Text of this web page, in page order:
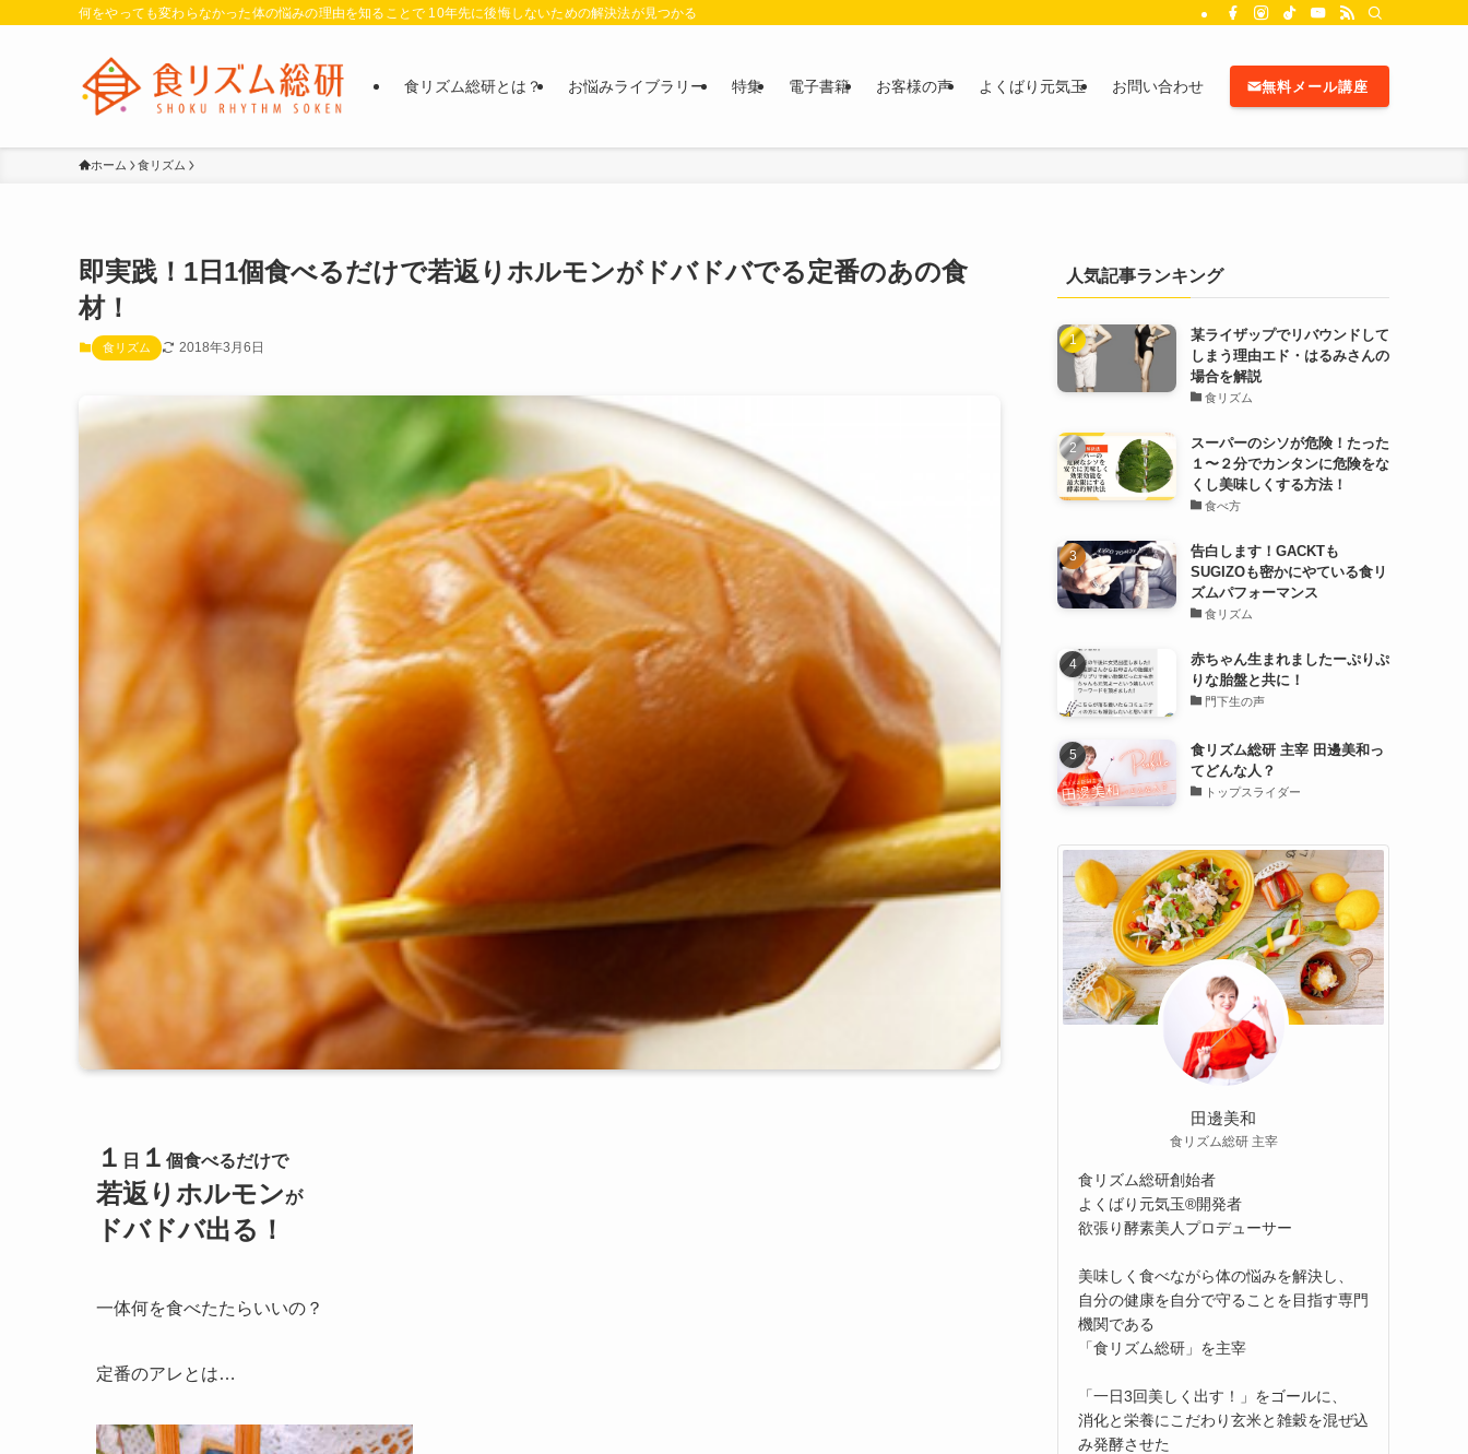
何をやっても変わらなかった体の悩みの理由を知ることで 10年先に後悔しないための解決法が見つかる
食リズム総研とは？ お悩みライブラリー 特集 電子書籍 お客様の声 よくばり元気玉 お問い合わせ 無料メール講座
ホーム 食リズム
即実践！1日1個食べるだけで若返りホルモンがドバドバでる定番のあの食
材！
食リズム 2018年3月6日
１ 日 １ 個食べるだけで
若返りホルモンが
ドバドバ出る！
一体何を食べたたらいいの？
定番のアレとは…
人気記事ランキング
某ライザップでリバウンドして
しまう理由エド・はるみさんの
場合を解説
食リズム
スーパーのシソが危険！たった
１〜２分でカンタンに危険をな
くし美味しくする方法！
食べ方
告白します！GACKTも
SUGIZOも密かにやている食リ
ズムパフォーマンス
食リズム
赤ちゃん生まれましたーぷりぷ
りな胎盤と共に！
門下生の声
食リズム総研 主宰 田邊美和っ
てどんな人？
トップスライダー
田邊美和
食リズム総研 主宰
食リズム総研創始者
よくばり元気玉®開発者
欲張り酵素美人プロデューサー
美味しく食べながら体の悩みを解決し、
自分の健康を自分で守ることを目指す専門
機関である
「食リズム総研」を主宰
「一日3回美しく出す！」をゴールに、
消化と栄養にこだわり玄米と雑穀を混ぜ込
み発酵させた